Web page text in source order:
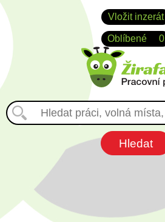
Vložit inzerát
Oblíbené 0